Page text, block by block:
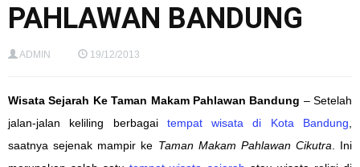
PAHLAWAN BANDUNG
ADMIN 19/12/2013
Wisata Sejarah Ke Taman Makam Pahlawan Bandung – Setelah
jalan-jalan keliling berbagai tempat wisata di Kota Bandung
saatnya sejenak mampir ke Taman Makam Pahlawan Cikutra . Ini